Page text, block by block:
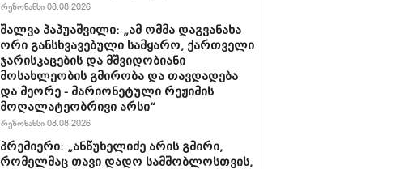
რეზონანსი 08.08.2026
შალვა პაპუაშვილი: „ამ ომმა დაგვანახა
ორი განსხვავებული სამყარო, ქართველი
ჯარისკაცების და მშვიდობიანი
მოსახლეობის გმირობა და თავდადება
და მეორე - მარიონეტული რეჟიმის
მოღალატეობრივი არსი“
რეზონანსი 08.08.2026
პრემიერი: „ანწუხელიძე არის გმირი,
რომელმაც თავი დადო სამშობლოსთვის,